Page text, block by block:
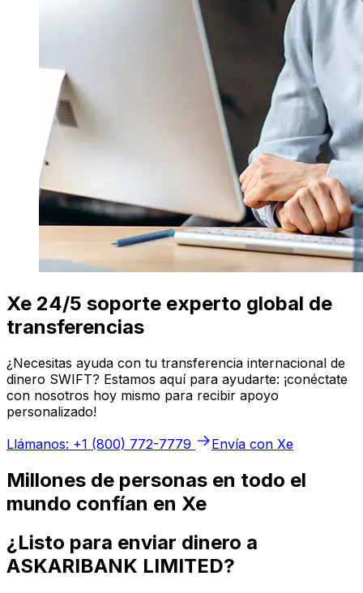
Xe 24/5 soporte experto global de
transferencias
¿Necesitas ayuda con tu transferencia internacional de
dinero SWIFT? Estamos aquí para ayudarte: ¡conéctate
con nosotros hoy mismo para recibir apoyo
personalizado!
Llámanos: +1 (800) 772-7779
Envía con Xe
Millones de personas en todo el
mundo confían en Xe
¿Listo para enviar dinero a
ASKARIBANK LIMITED?